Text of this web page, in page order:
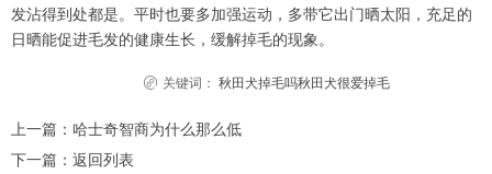
发沾得到处都是。平时也要多加强运动，多带它出门晒太阳，充足的
日晒能促进毛发的健康生长，缓解掉毛的现象。
关键词： 秋田犬掉毛吗秋田犬很爱掉毛
上一篇： 哈士奇智商为什么那么低
下一篇： 返回列表